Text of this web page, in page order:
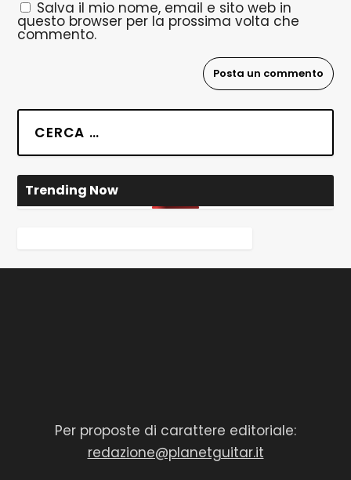
Salva il mio nome, email e sito web in
questo browser per la prossima volta che
commento.
Trending Now
Per proposte di carattere editoriale:
redazione@planetguitar.it